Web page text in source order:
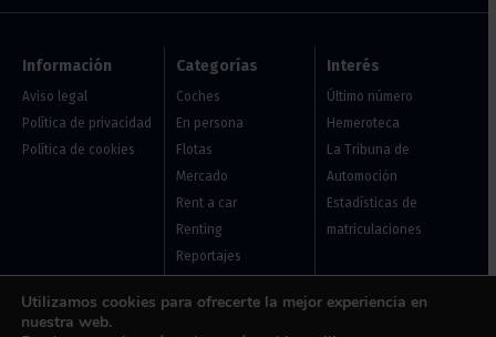
Información
Aviso legal
Política de privacidad
Política de cookies
Categorías
Coches
En persona
Flotas
Mercado
Rent a car
Renting
Reportajes
Vehículo de ocasión
Interés
Último número
Hemeroteca
La Tribuna de
Automoción
Estadísticas de
matriculaciones
Utilizamos cookies para ofrecerte la mejor experiencia en
nuestra web.